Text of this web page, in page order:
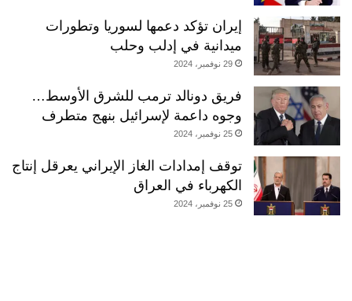
إيران تؤكد دعمها لسوريا وتطورات
ميدانية في إدلب وحلب
29 نوفمبر، 2024
فريق دونالد ترمب للشرق الأوسط…
وجوه داعمة لإسرائيل بنهج متطرف
25 نوفمبر، 2024
توقف إمدادات الغاز الإيراني يعرقل إنتاج
الكهرباء في العراق
25 نوفمبر، 2024